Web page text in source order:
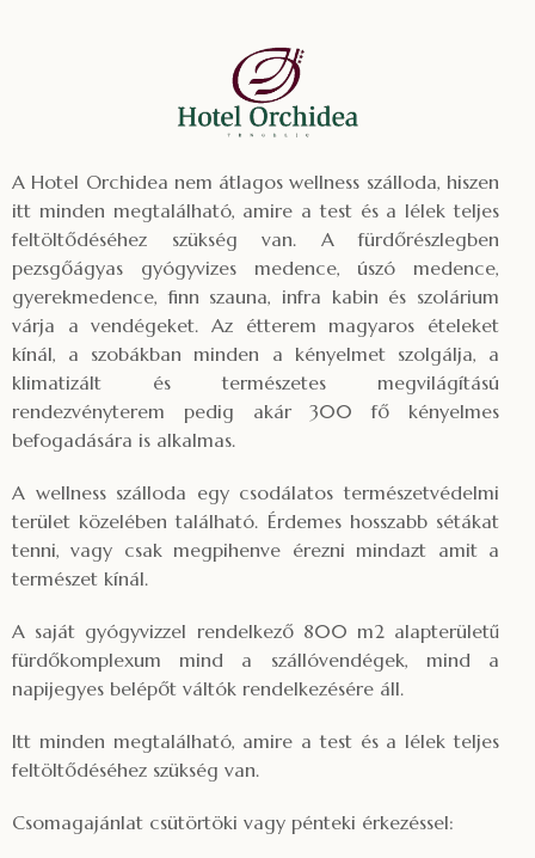
A Hotel Orchidea nem átlagos wellness szálloda, hiszen
itt minden megtalálható, amire a test és a lélek teljes
feltöltődéséhez szükség van. A fürdőrészlegben
pezsgőágyas gyógyvizes medence, úszó medence,
gyerekmedence, finn szauna, infra kabin és szolárium
várja a vendégeket. Az étterem magyaros ételeket
kínál, a szobákban minden a kényelmet szolgálja, a
klimatizált és természetes megvilágítású
rendezvényterem pedig akár 300 fő kényelmes
befogadására is alkalmas.
A wellness szálloda egy csodálatos természetvédelmi
terület közelében található. Érdemes hosszabb sétákat
tenni, vagy csak megpihenve érezni mindazt amit a
természet kínál.
A saját gyógyvizzel rendelkező 800 m2 alapterületű
fürdőkomplexum mind a szállóvendégek, mind a
napijegyes belépőt váltók rendelkezésére áll.
Itt minden megtalálható, amire a test és a lélek teljes
feltöltődéséhez szükség van.
Csomagajánlat csütörtöki vagy pénteki érkezéssel: